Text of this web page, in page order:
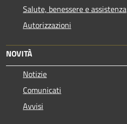
Salute, benessere e assistenza
Autorizzazioni
NOVITÀ
Notizie
Comunicati
Avvisi